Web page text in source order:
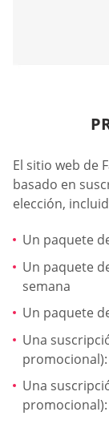
El sitio web de
basado en
elección,
Un paquete
Un paquete
semana
Un paquete
Una
promocional):
Una
promocional):